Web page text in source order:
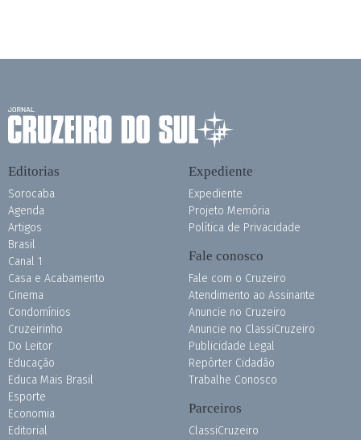
Editorias
Sorocaba
Agenda
Artigos
Brasil
Canal 1
Casa e Acabamento
Cinema
Condomínios
Cruzeirinho
Do Leitor
Educação
Educa Mais Brasil
Esporte
Economia
Editorial
Expediente
Expediente
Projeto Memória
Política de Privacidade
Fale conosco
Fale com o Cruzeiro
Atendimento ao Assinante
Anuncie no Cruzeiro
Anuncie no ClassiCruzeiro
Publicidade Legal
Repórter Cidadão
Trabalhe Conosco
Parceiros
ClassiCruzeiro